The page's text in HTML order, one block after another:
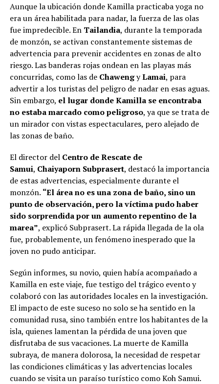
Aunque la ubicación donde Kamilla practicaba yoga no
era un área habilitada para nadar, la fuerza de las olas
fue impredecible. En Tailandia, durante la temporada
de monzón, se activan constantemente sistemas de
advertencia para prevenir accidentes en zonas de alto
riesgo. Las banderas rojas ondean en las playas más
concurridas, como las de ChawengyLamai, para
advertir a los turistas del peligro de nadar en esas aguas.
Sin embargo, el lugar donde Kamilla se encontraba
no estaba marcado como peligroso, ya que se trata de
un mirador con vistas espectaculares, pero alejado de
las zonas de baño.
El director del Centro de Rescate de
Samui, Chaiyaporn Subprasert, destacó la importancia
de estas advertencias, especialmente durante el
monzón. “El área no es una zona de baño, sino un
punto de observación, pero la víctima pudo haber
sido sorprendida por un aumento repentino de la
marea”, explicó Subprasert. La rápida llegada de la ola
fue, probablemente, un fenómeno inesperado que la
joven no pudo anticipar.
Según informes, su novio, quien había acompañado a
Kamilla en este viaje, fue testigo del trágico evento y
colaboró con las autoridades locales en la investigación.
El impacto de este suceso no solo se ha sentido en la
comunidad rusa, sino también entre los habitantes de la
isla, quienes lamentan la pérdida de una joven que
disfrutaba de sus vacaciones. La muerte de Kamilla
subraya, de manera dolorosa, la necesidad de respetar
las condiciones climáticas y las advertencias locales
cuando se visita un paraíso turístico como Koh Samui.